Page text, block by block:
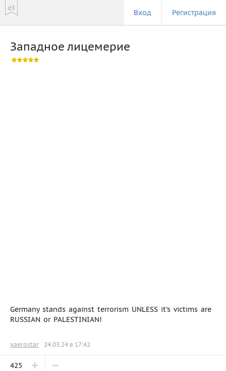
Вход Регистрация
Западное лицемерие
Germany stands against terrorism UNLESS it’s victims are
RUSSIAN or PALESTINIAN!
xaerostar 24.03.24 в 17:42
425